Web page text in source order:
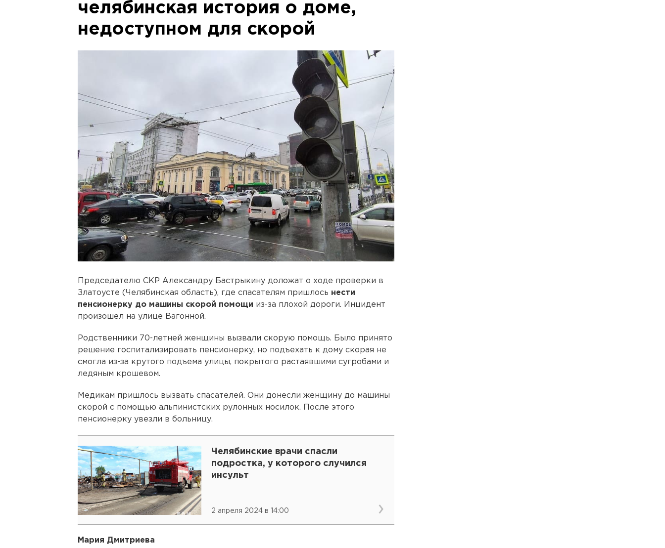
челябинская история о доме,
недоступном для скорой
Председателю СКР Александру Бастрыкину доложат о ходе проверки в
Златоусте (Челябинская область), где спасателям пришлось нести
пенсионерку до машины скорой помощи из-за плохой дороги. Инцидент
произошел на улице Вагонной.
Родственники 70-летней женщины вызвали скорую помощь. Было принято
решение госпитализировать пенсионерку, но подъехать к дому скорая не
смогла из-за крутого подъема улицы, покрытого растаявшими сугробами и
ледяным крошевом.
Медикам пришлось вызвать спасателей. Они донесли женщину до машины
скорой с помощью альпинистских рулонных носилок. После этого
пенсионерку увезли в больницу.
Челябинские врачи спасли
подростка, у которого случился
инсульт
2 апреля 2024 в 14:00
Мария Дмитриева